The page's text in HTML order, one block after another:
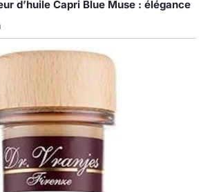
d’huile Capri Blue Muse : élégance